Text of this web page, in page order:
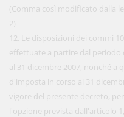
(Comma così modificato dalla
2)
12. Le disposizioni dei commi
effettuate a partire dal periodo
al 31 dicembre 2007, nonché
d'imposta in corso al 31
vigore del presente decreto,
l'opzione prevista dall'articolo